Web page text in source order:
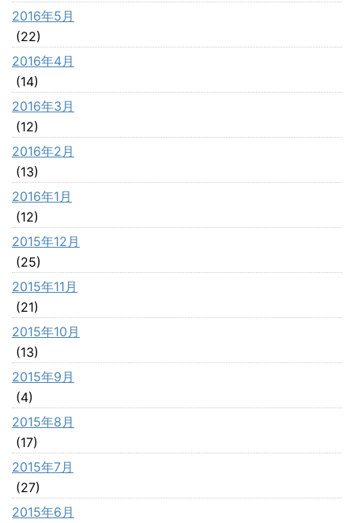
2016年5月
(22)
2016年4月
(14)
2016年3月
(12)
2016年2月
(13)
2016年1月
(12)
2015年12月
(25)
2015年11月
(21)
2015年10月
(13)
2015年9月
(4)
2015年8月
(17)
2015年7月
(27)
2015年6月